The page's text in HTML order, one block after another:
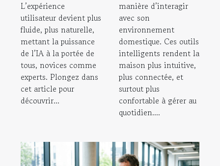
L’expérience
utilisateur devient plus
fluide, plus naturelle,
mettant la puissance
de l’IA à la portée de
tous, novices comme
experts. Plongez dans
cet article pour
découvrir...
manière d’interagir
avec son
environnement
domestique. Ces outils
intelligents rendent la
maison plus intuitive,
plus connectée, et
surtout plus
confortable à gérer au
quotidien....